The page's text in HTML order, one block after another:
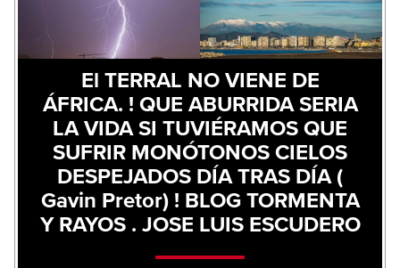
El TERRAL NO VIENE DE
ÁFRICA. ! QUE ABURRIDA SERIA
LA VIDA SI TUVIÉRAMOS QUE
SUFRIR MONÓTONOS CIELOS
DESPEJADOS DÍA TRAS DÍA (
Gavin Pretor) ! BLOG TORMENTA
Y RAYOS . JOSE LUIS ESCUDERO